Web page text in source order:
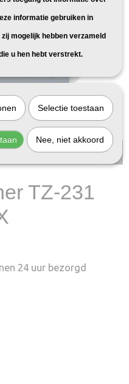
gratis verzending!
TZ-231
24 uur bezorgd
informatie gebruiken in
mogelijk hebben verzameld
u hen hebt verstrekt.
Selectie toestaan
Nee, niet akkoord